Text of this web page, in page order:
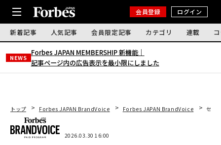
会員登録 ログイン
新着記事 人気記事 会員限定記事 カテゴリ 連載
NEWS
Forbes JAPAN MEMBERSHIP 新機能｜
記事ページ内の広告表示を最小限にしました
トップ Forbes JAPAN BrandVoice Forbes JAPAN BrandVoice セキ
2026.03.30 16:00